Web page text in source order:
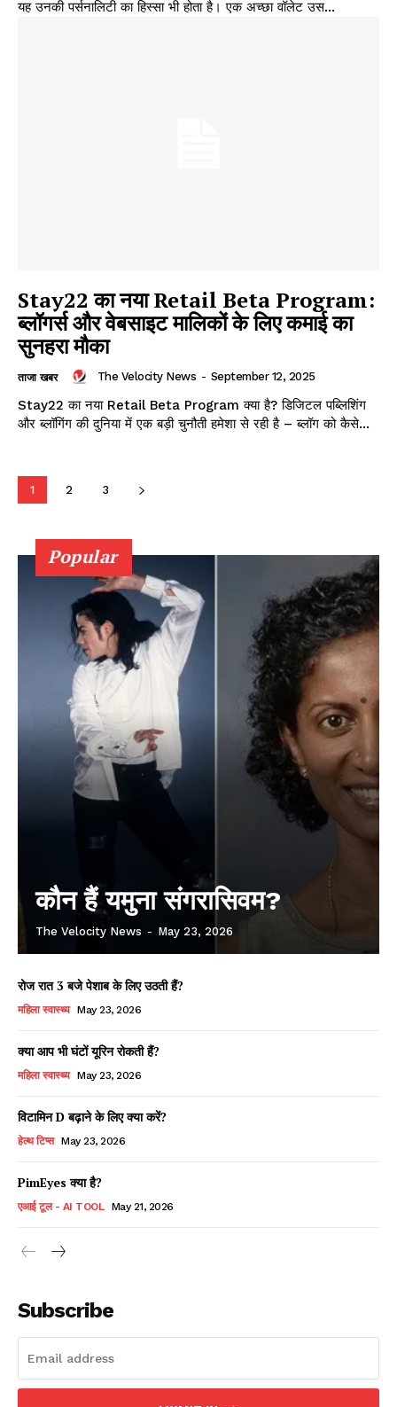
यह उनकी पर्सनालिटी का हिस्सा भी होता है। एक अच्छा वॉलेट उस...
Stay22 का नया Retail Beta Program:
ब्लॉगर्स और वेबसाइट मालिकों के लिए कमाई का
सुनहरा मौका
ताजा खबर The Velocity News - September 12, 2025
Stay22 का नया Retail Beta Program क्या है? डिजिटल पब्लिशिंग
और ब्लॉगिंग की दुनिया में एक बड़ी चुनौती हमेशा से रही है – ब्लॉग को कैसे...
1 2 3
Popular
कौन हैं यमुना संगरासिवम?
The Velocity News - May 23, 2026
रोज रात 3 बजे पेशाब के लिए उठती हैं?
महिला स्वास्थ्य May 23, 2026
क्या आप भी घंटों यूरिन रोकती हैं?
महिला स्वास्थ्य May 23, 2026
विटामिन D बढ़ाने के लिए क्या करें?
हेल्थ टिप्स May 23, 2026
PimEyes क्या है?
एआई टूल - AI TOOL May 21, 2026
Subscribe